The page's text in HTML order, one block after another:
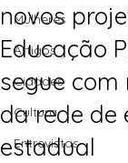
Mulheres
Artigos
Cidades
Cultura
Entrevistas
novos
Educação
segue
da rede de
estadual